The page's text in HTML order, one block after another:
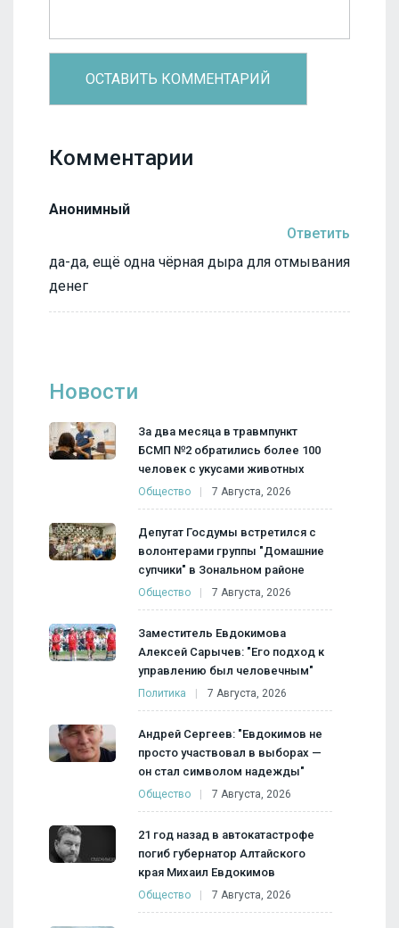
Комментарии
Анонимный
Ответить
да-да, ещё одна чёрная дыра для отмывания
денег
Новости
За два месяца в травмпункт
БСМП №2 обратились более 100
человек с укусами животных
Общество 7 Августа, 2026
Депутат Госдумы встретился с
волонтерами группы "Домашние
супчики" в Зональном районе
Общество 7 Августа, 2026
Заместитель Евдокимова
Алексей Сарычев: "Его подход к
управлению был человечным"
Политика 7 Августа, 2026
Андрей Сергеев: "Евдокимов не
просто участвовал в выборах —
он стал символом надежды"
Общество 7 Августа, 2026
21 год назад в автокатастрофе
погиб губернатор Алтайского
края Михаил Евдокимов
Общество 7 Августа, 2026